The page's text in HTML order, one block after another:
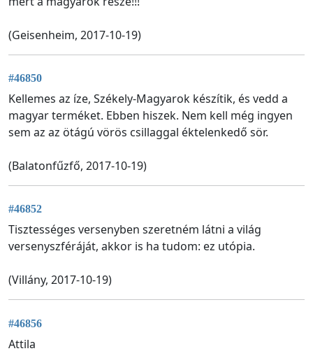
(Geisenheim, 2017-10-19)
#46850
Kellemes az íze, Székely-Magyarok készítik, és vedd a
magyar terméket. Ebben hiszek. Nem kell még ingyen
sem az az ötágú vörös csillaggal éktelenkedő sör.
(Balatonfűzfő, 2017-10-19)
#46852
Tisztességes versenyben szeretném látni a világ
versenyszféráját, akkor is ha tudom: ez utópia.
(Villány, 2017-10-19)
#46856
Attila